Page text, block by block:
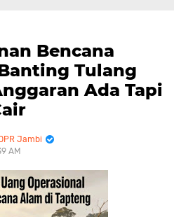
Bencana
Tulang
Ada Tapi
Jambi
AM